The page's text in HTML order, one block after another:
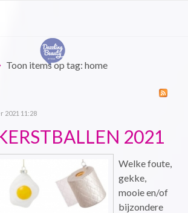
Toon items op tag: home
2021 11:28
2021
Welke foute,
gekke,
mooie en/of
bijzondere